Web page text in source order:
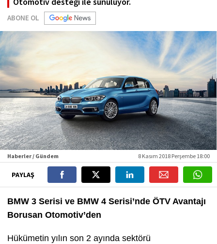
ABONE OL
Haberler / Gündem 8 Kasım 2018 Perşembe 18:00
PAYLAŞ
BMW 3 Serisi ve BMW 4 Serisi’nde ÖTV Avantajı
Borusan Otomotiv’den
Hükümetin yılın son 2 ayında sektörü